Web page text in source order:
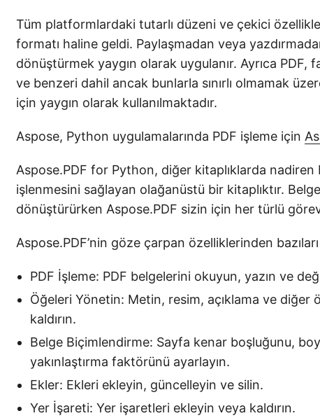
Tüm platformlardaki tutarlı düzeni ve çekici
formatı haline geldi. Paylaşmadan veya
dönüştürmek yaygın olarak uygulanır. Ayrıca PDF,
ve benzeri dahil ancak bunlarla sınırlı olmamak
için yaygın olarak kullanılmaktadır.
Aspose, Python uygulamalarında PDF işleme için
Aspose.PDF for Python, diğer kitaplıklarda nadiren
işlenmesini sağlayan olağanüstü bir kitaplıktır.
dönüştürürken Aspose.PDF sizin için her türlü
Aspose.PDF’nin göze çarpan özelliklerinden
PDF İşleme: PDF belgelerini okuyun, yazın ve
Öğeleri Yönetin: Metin, resim, açıklama ve diğer
kaldırın.
Belge Biçimlendirme: Sayfa kenar boşluğunu,
yakınlaştırma faktörünü ayarlayın.
Ekler: Ekleri ekleyin, güncelleyin ve silin.
Yer İşareti: Yer işaretleri ekleyin veya kaldırın.